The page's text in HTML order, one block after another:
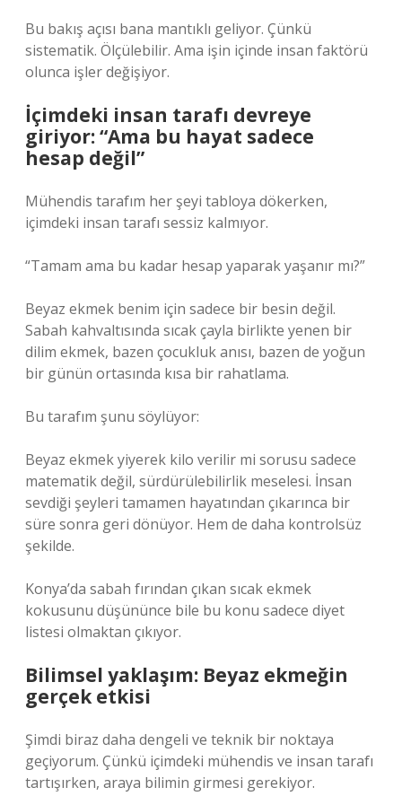
Bu bakış açısı bana mantıklı geliyor. Çünkü
sistematik. Ölçülebilir. Ama işin içinde insan faktörü
olunca işler değişiyor.
İçimdeki insan tarafı devreye
giriyor: “Ama bu hayat sadece
hesap değil”
Mühendis tarafım her şeyi tabloya dökerken,
içimdeki insan tarafı sessiz kalmıyor.
“Tamam ama bu kadar hesap yaparak yaşanır mı?”
Beyaz ekmek benim için sadece bir besin değil.
Sabah kahvaltısında sıcak çayla birlikte yenen bir
dilim ekmek, bazen çocukluk anısı, bazen de yoğun
bir günün ortasında kısa bir rahatlama.
Bu tarafım şunu söylüyor:
Beyaz ekmek yiyerek kilo verilir mi sorusu sadece
matematik değil, sürdürülebilirlik meselesi. İnsan
sevdiği şeyleri tamamen hayatından çıkarınca bir
süre sonra geri dönüyor. Hem de daha kontrolsüz
şekilde.
Konya’da sabah fırından çıkan sıcak ekmek
kokusunu düşününce bile bu konu sadece diyet
listesi olmaktan çıkıyor.
Bilimsel yaklaşım: Beyaz ekmeğin
gerçek etkisi
Şimdi biraz daha dengeli ve teknik bir noktaya
geçiyorum. Çünkü içimdeki mühendis ve insan tarafı
tartışırken, araya bilimin girmesi gerekiyor.